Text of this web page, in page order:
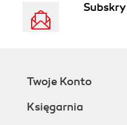
Twoje Konto
Księgarnia